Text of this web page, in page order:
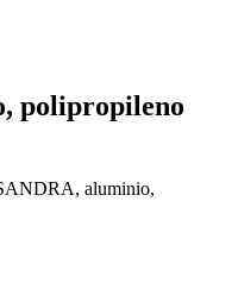
polipropileno
aluminio,